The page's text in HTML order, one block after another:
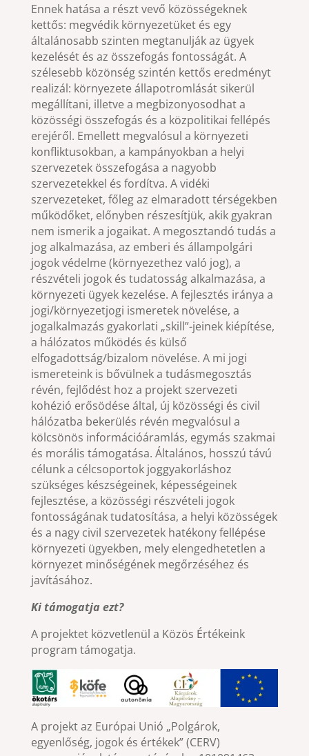
Ennek hatása a részt vevő közösségeknek
kettős: megvédik környezetüket és egy
általánosabb szinten megtanulják az ügyek
kezelését és az összefogás fontosságát. A
szélesebb közönség szintén kettős eredményt
realizál: környezete állapotromlását sikerül
megállítani, illetve a megbizonyosodhat a
közösségi összefogás és a közpolitikai fellépés
erejéről. Emellett megvalósul a környezeti
konfliktusokban, a kampányokban a helyi
szervezetek összefogása a nagyobb
szervezetekkel és fordítva. A vidéki
szervezeteket, főleg az elmaradott térségekben
működőket, előnyben részesítjük, akik gyakran
nem ismerik a jogaikat. A megosztandó tudás a
jog alkalmazása, az emberi és állampolgári
jogok védelme (környezethez való jog), a
részvételi jogok és tudatosság alkalmazása, a
környezeti ügyek kezelése. A fejlesztés iránya a
jogi/környezetjogi ismeretek növelése, a
jogalkalmazás gyakorlati „skill”-jeinek kiépítése,
a hálózatos működés és külső
elfogadottság/bizalom növelése. A mi jogi
ismereteink is bővülnek a tudásmegosztás
révén, fejlődést hoz a projekt szervezeti
kohézió erősödése által, új közösségi és civil
hálózatba bekerülés révén megvalósul a
kölcsönös információáramlás, egymás szakmai
és morális támogatása. Általános, hosszú távú
célunk a célcsoportok joggyakorláshoz
szükséges készségeinek, képességeinek
fejlesztése, a közösségi részvételi jogok
fontosságának tudatosítása, a helyi közösségek
és a nagy civil szervezetek hatékony fellépése
környezeti ügyekben, mely elengedhetetlen a
környezet minőségének megőrzéséhez és
javításához.
Ki támogatja ezt?
A projektet közvetlenül a Közös Értékeink
program támogatja.
A projekt az Európai Unió „Polgárok,
egyenlőség, jogok és értékek” (CERV)